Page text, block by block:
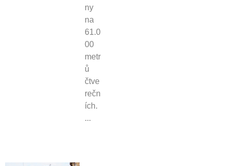
ny
na
61.0
00
metr
ů
čtve
rečn
ích.
...